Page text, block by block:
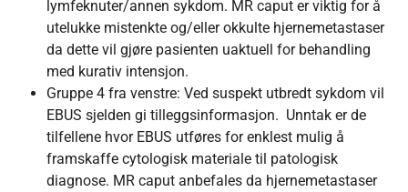
lymfeknuter/annen sykdom. MR caput er viktig for å
utelukke mistenkte og/eller okkulte hjernemetastaser
da dette vil gjøre pasienten uaktuell for behandling
med kurativ intensjon.
Gruppe 4 fra venstre: Ved suspekt utbredt sykdom vil
EBUS sjelden gi tilleggsinformasjon. Unntak er de
tilfellene hvor EBUS utføres for enklest mulig å
framskaffe cytologisk materiale til patologisk
diagnose. MR caput anbefales da hjernemetastaser